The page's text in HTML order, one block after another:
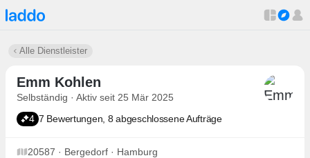
Alle Dienstleister
Emm Kohlen
Selbständig · Aktiv seit 25 Mär 2025
4 7 Bewertungen, 8 abgeschlossene Aufträge
20587 · Bergedorf · Hamburg